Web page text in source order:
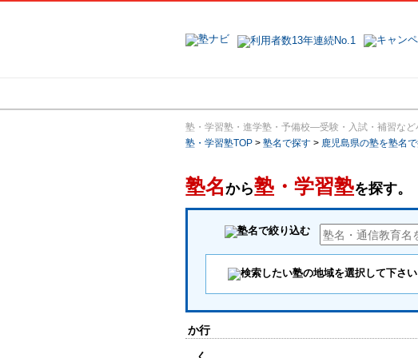
塾・学習塾・進学塾・予備校―受験・入試・補習など
塾・学習塾TOP > 塾名で探す > 鹿児島県の塾を塾名
塾名から塾・学習塾を探す。
か行